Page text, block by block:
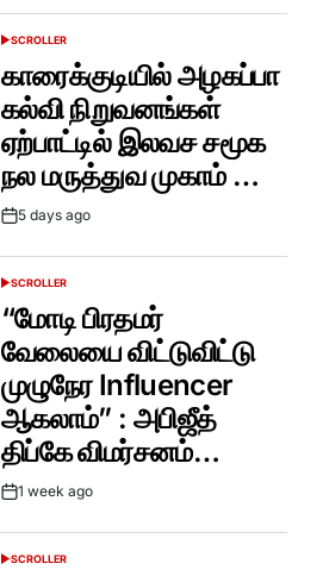
POSTED
SCROLLER
காரைக்குடியில் அழகப்பா
கல்வி நிறுவனங்கள்
ஏற்பாட்டில் இலவச சமூக
நல மருத்துவ முகாம் …
Post5 days ago
POSTED
SCROLLER
“மோடி பிரதமர்
வேலையை விட்டுவிட்டு
முழுநேர Influencer
ஆகலாம்” : அபிஜீத்
திப்கே விமர்சனம்…
Post1 week ago
POSTED
SCROLLER